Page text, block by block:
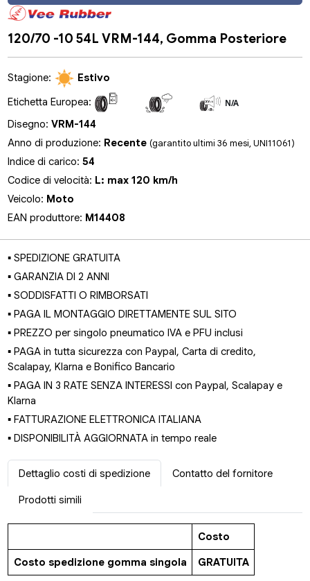
120/70 -10 54L VRM-144, Gomma Posteriore
Stagione:
Estivo
Etichetta Europea:
N/A
Disegno:VRM-144
Anno di produzione: Recente(garantito ultimi 36 mesi, UNI11061)
Indice di carico:54
Codice di velocità: L: max 120 km/h
Veicolo: Moto
EAN produttore: M14408
▪ SPEDIZIONE GRATUITA
▪ GARANZIA DI 2 ANNI
▪ SODDISFATTI O RIMBORSATI
▪ PAGA IL MONTAGGIO DIRETTAMENTE SUL SITO
▪ PREZZO per singolo pneumatico IVA e PFU inclusi
▪ PAGA in tutta sicurezza con Paypal, Carta di credito,
Scalapay, Klarna e Bonifico Bancario
▪ PAGA IN 3 RATE SENZA INTERESSI con Paypal, Scalapay e
Klarna
▪ FATTURAZIONE ELETTRONICA ITALIANA
▪ DISPONIBILITÀ AGGIORNATA in tempo reale
Dettaglio costi di spedizione Contatto del fornitore
Prodotti simili
Costo
Costo spedizione gomma singola GRATUITA